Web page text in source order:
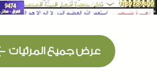
عرض جميع المرئيات